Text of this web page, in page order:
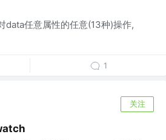
data任意属性的任意(13种)操作,
1
关注